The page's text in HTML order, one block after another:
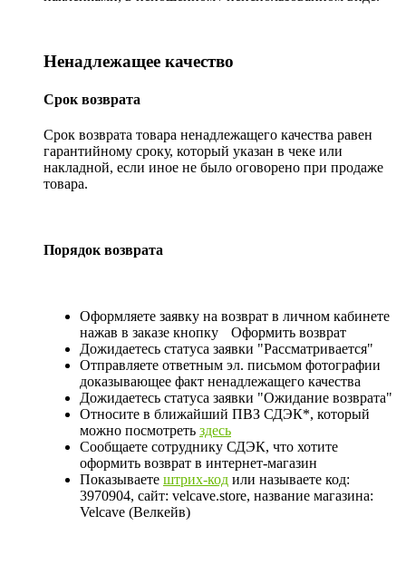
Ненадлежащее качество
Срок возврата
Срок возврата товара ненадлежащего качества равен
гарантийному сроку, который указан в чеке или
накладной, если иное не было оговорено при продаже
товара.
Порядок возврата
Оформляете заявку на возврат в личном кабинете
нажав в заказе кнопку
Оформить возврат
Дожидаетесь статуса заявки "Рассматривается"
Отправляете ответным эл. письмом фотографии
доказывающее факт ненадлежащего качества
Дожидаетесь статуса заявки "Ожидание возврата"
Относите в ближайший ПВЗ СДЭК*, который
можно посмотреть здесь
Сообщаете сотруднику СДЭК, что хотите
оформить возврат в интернет-магазин
Показываете штрих-код или называете код:
3970904, сайт: velcave.store, название магазина:
Velcave (Велкейв)